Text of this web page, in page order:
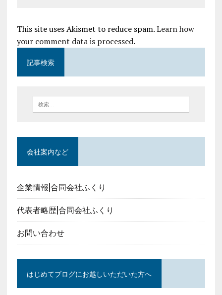
This site uses Akismet to reduce spam.Learn how
your comment data is processed.
記事検索
会社案内など
企業情報|合同会社ふくり
代表者略歴|合同会社ふくり
お問い合わせ
はじめてブログにお越しいただいた方へ